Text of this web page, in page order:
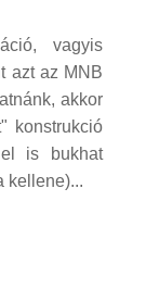
vagyis
azt az MNB
akkor
konstrukció
is bukhat
kellene)...